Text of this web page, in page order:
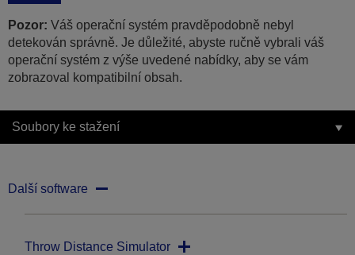
Pozor: Váš operační systém pravděpodobně nebyl
detekován správně. Je důležité, abyste ručně vybrali váš
operační systém z výše uvedené nabídky, aby se vám
zobrazoval kompatibilní obsah.
Soubory ke stažení
Další software
Throw Distance Simulator